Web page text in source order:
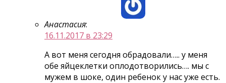
Анастасия:
16.11.2017 в 23:29
А вот меня сегодня обрадовали….. у меня
обе яйцеклетки оплодотворились…. мы с
мужем в шоке, один ребенок у нас уже есть.